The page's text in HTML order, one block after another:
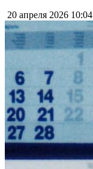
20 апреля 2026 10:04